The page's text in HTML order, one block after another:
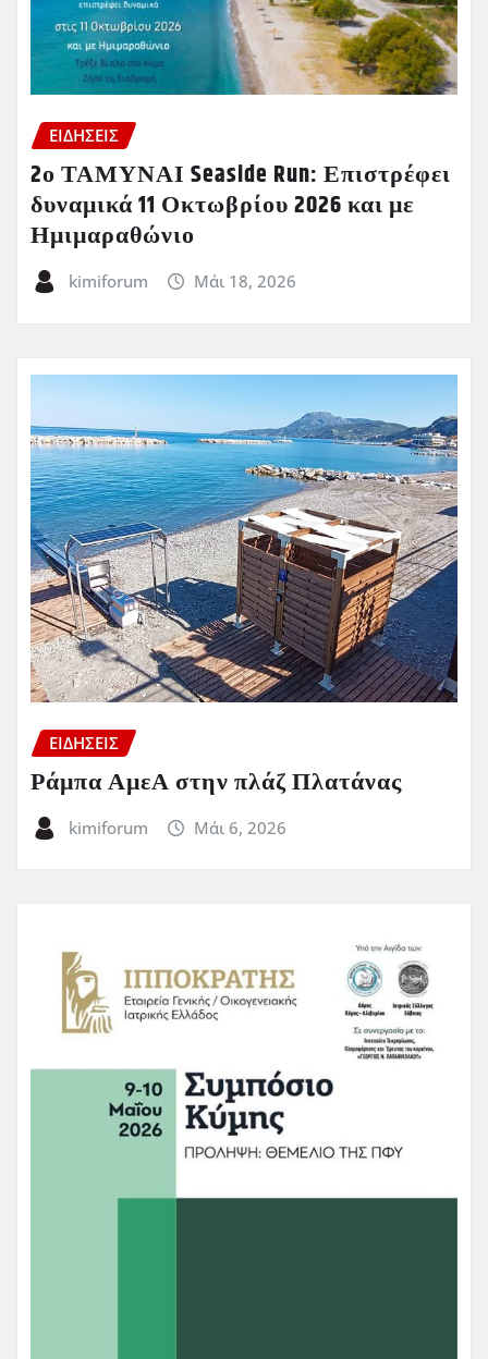
ΕΙΔΗΣΕΙΣ
2ο ΤΑΜΥΝΑΙ Seaside Run: Επιστρέφει
δυναμικά 11 Οκτωβρίου 2026 και με
Ημιμαραθώνιο
kimiforum Μάι 18, 2026
ΕΙΔΗΣΕΙΣ
Ράμπα ΑμεΑ στην πλάζ Πλατάνας
kimiforum Μάι 6, 2026